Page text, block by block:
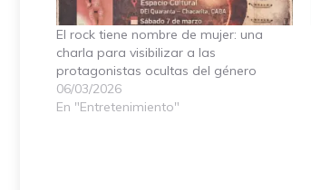
El rock tiene nombre de mujer: una
charla para visibilizar a las
protagonistas ocultas del género
06/03/2026
En "Entretenimiento"